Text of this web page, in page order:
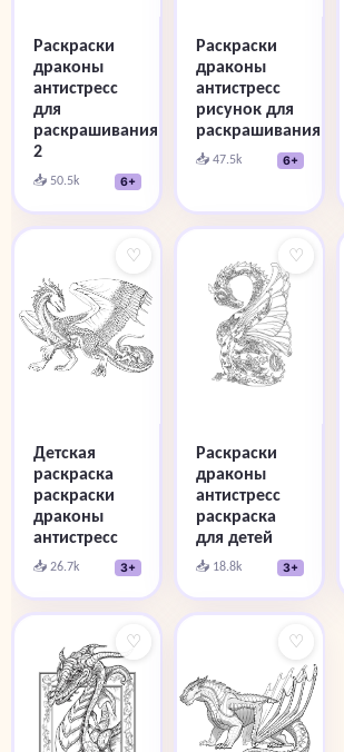
Раскраски
драконы
антистресс
для
раскрашивания
2
📥 50.5k 6+
Раскраски
драконы
антистресс
рисунок для
раскрашивания
📥 47.5k 6+
♡
Детская
раскраска
раскраски
драконы
антистресс
📥 26.7k 3+
♡
Раскраски
драконы
антистресс
раскраска
для детей
📥 18.8k 3+
♡ ♡